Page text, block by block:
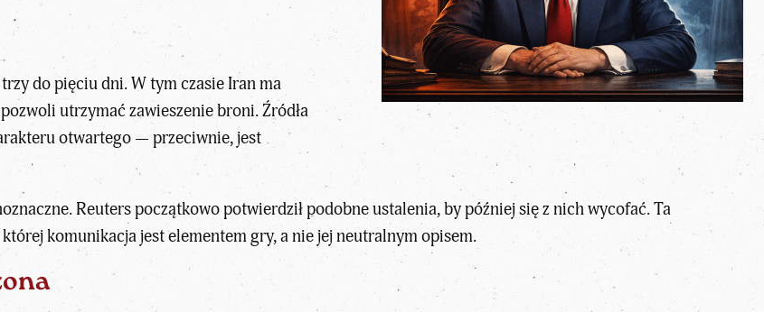
do pięciu dni. W tym czasie Iranma
utrzymać zawieszenie broni. Źródła
otwartego — przeciwnie, jest
Reuters początkowo potwierdził podobne ustalenia, by później się z nich wycofać. Ta
komunikacja jest elementem gry, a nie jej neutralnym opisem.